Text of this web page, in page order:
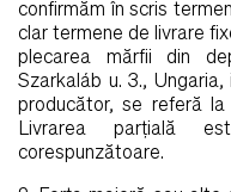
confirmăm în scris
clar termene de livrare
plecarea mărfii din
Szarkaláb u. 3.,
producător, se referă
Livrarea parţială
corespunzătoare.